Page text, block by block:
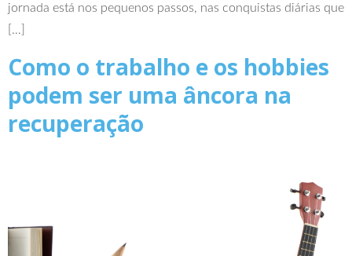
jornada está nos pequenos passos, nas conquistas diárias que
[…]
Como o trabalho e os hobbies
podem ser uma âncora na
recuperação